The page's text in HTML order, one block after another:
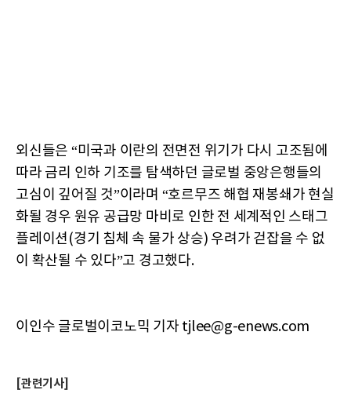
외신들은 “미국과 이란의 전면전 위기가 다시 고조됨에
따라 금리 인하 기조를 탐색하던 글로벌 중앙은행들의
고심이 깊어질 것”이라며 “호르무즈 해협 재봉쇄가 현실
화될 경우 원유 공급망 마비로 인한 전 세계적인 스태그
플레이션(경기 침체 속 물가 상승) 우려가 걷잡을 수 없
이 확산될 수 있다”고 경고했다.
이인수 글로벌이코노믹 기자 tjlee@g-enews.com
[관련기사]